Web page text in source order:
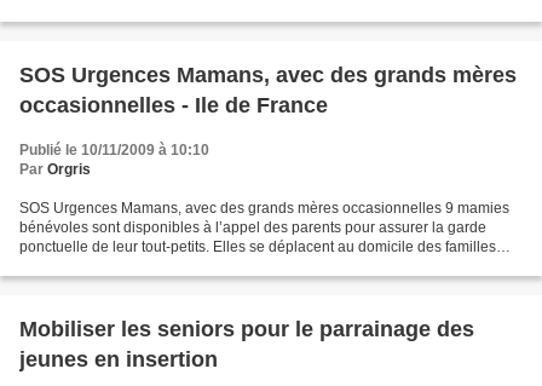
SOS Urgences Mamans, avec des grands mères
occasionnelles - Ile de France
Publié le 10/11/2009 à 10:10
Par Orgris
SOS Urgences Mamans, avec des grands mères occasionnelles 9 mamies
bénévoles sont disponibles à l’appel des parents pour assurer la garde
ponctuelle de leur tout-petits. Elles se déplacent au domicile des familles
Mobiliser les seniors pour le parrainage des
jeunes en insertion